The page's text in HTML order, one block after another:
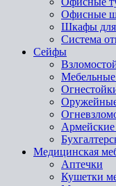
Офисные
Шкафы для
Система
Сейфы
Медицинская
Аптечки
Кушетки